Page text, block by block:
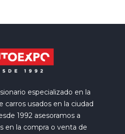
especializado en la
carros usados en la ciudad
1992 asesoramos a
en la compra o venta de